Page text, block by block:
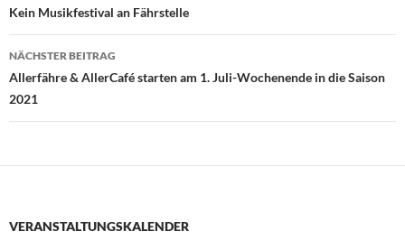
Kein Musikfestival an Fährstelle
NÄCHSTER BEITRAG
Allerfähre & AllerCafé starten am 1. Juli-Wochenende in die Saison
2021
VERANSTALTUNGSKALENDER